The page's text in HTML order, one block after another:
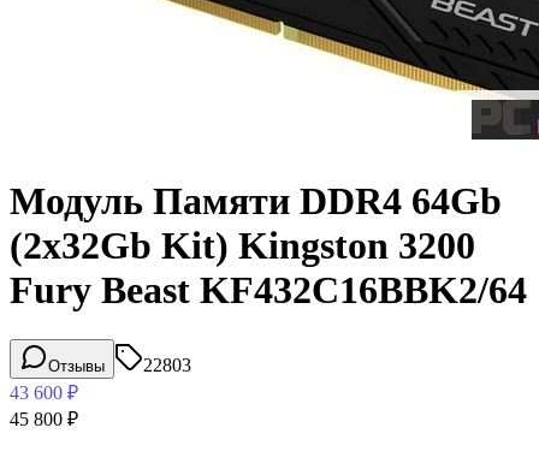
Модуль Памяти DDR4 64Gb
(2x32Gb Kit) Kingston 3200
Fury Beast KF432C16BBK2/64
Отзывы
22803
43 600 ₽
45 800 ₽